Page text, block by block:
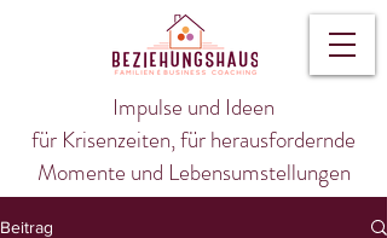
Impulse und Ideen
für Krisenzeiten, für herausfordernde
Momente und Lebensumstellungen
Beitrag